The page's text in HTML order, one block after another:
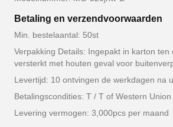
Betaling en verzendvoorwaarden
Min. bestelaantal: 50st
Verpakking Details: Ingepakt in karton ten
versterkt met houten geval voor
Levertijd: 10 ontvingen de werkdagen na
Betalingscondities: T / T of Western Union
Levering vermogen: 3,000pcs per maand